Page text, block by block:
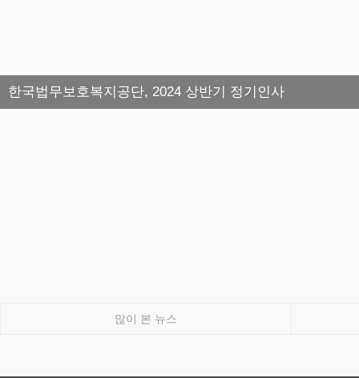
한국법무보호복지공단, 2024 상반기 정기인사
많이 본 뉴스